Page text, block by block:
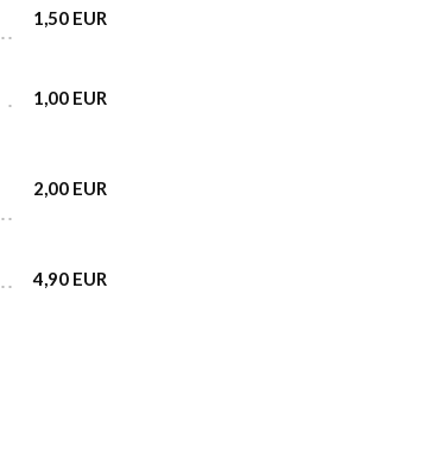
1,50 EUR
1,00 EUR
2,00 EUR
4,90 EUR